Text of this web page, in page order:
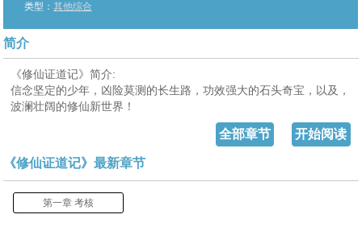
类型：其他综合
简介
《修仙证道记》简介:
信念坚定的少年，凶险莫测的长生路，功效强大的石头奇宝，以及，
波澜壮阔的修仙新世界！
开始阅读
全部章节
《修仙证道记》最新章节
第一章 考核